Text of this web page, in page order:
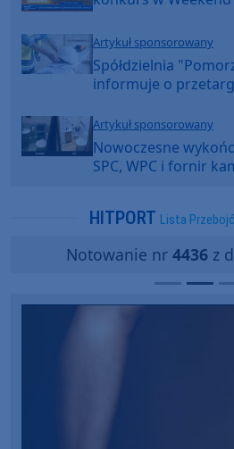
Artykuł sponsorowany
Spółdzielnia
informuje o
Artykuł sponsorowany
Nowoczesne
SPC, WPC i fornir
HITPORT Lista
Notowanie nr 4436z